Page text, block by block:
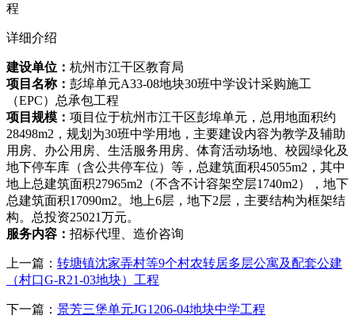
程
详细介绍
建设单位： 杭州市江干区教育局
项目名称： 彭埠单元A33-08地块30班中学设计采购施工
（EPC）总承包工程
项目规模： 项目位于杭州市江干区彭埠单元，总用地面积约
28498m2，规划为30班中学用地，主要建设内容为教学及辅助
用房、办公用房、生活服务用房、体育活动场地、校园绿化及
地下停车库（含公共停车位）等，总建筑面积45055m2，其中
地上总建筑面积27965m2（不含不计容架空层1740m2），地下
总建筑面积17090m2。地上6层，地下2层，主要结构为框架结
构。总投资25021万元。
服务内容： 招标代理、造价咨询
上一篇： 转塘镇沈家弄村等9个村农转居多层公寓及配套公建
（村口G-R21-03地块）工程
下一篇： 景芳三堡单元JG1206-04地块中学工程